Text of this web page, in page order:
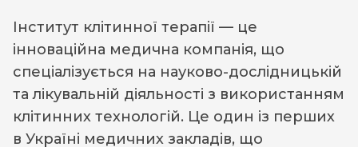
Інститут клітинної терапії — це
інноваційна медична компанія, що
спеціалізується на науково-дослідницькій
та лікувальній діяльності з використанням
клітинних технологій. Це один із перших
в Україні медичних закладів, що